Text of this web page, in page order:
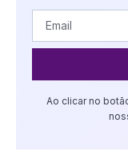
Ao clicar no